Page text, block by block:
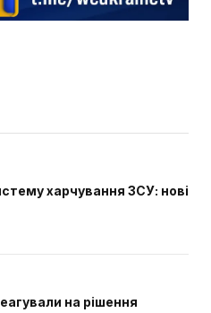
харчування ЗСУ: нові
на рішення